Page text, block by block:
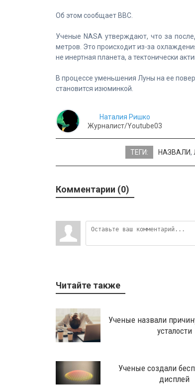
Об этом сообщает BBC.
Ученые NASA утверждают, что за
метров. Это происходит из-за
не инертная планета, а тектонически
В процессе уменьшения Луны на ее
становится изюминкой.
Наталия Ришко
Журналист/Youtube03
ТЕГИ: НАЗВАЛИ,
Комментарии (0)
Читайте также
Ученые назвали
усталости
Ученые создали
дисплей